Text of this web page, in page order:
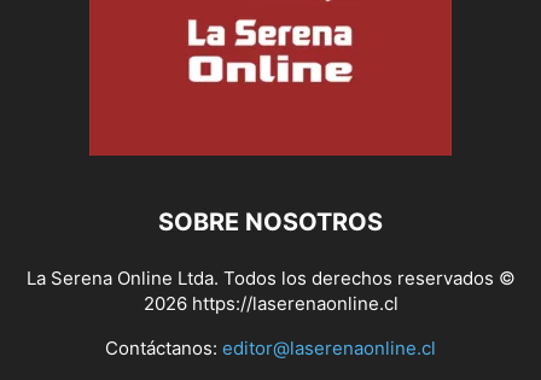
SOBRE NOSOTROS
La Serena Online Ltda. Todos los derechos reservados ©
2026 https://laserenaonline.cl
Contáctanos: editor@laserenaonline.cl